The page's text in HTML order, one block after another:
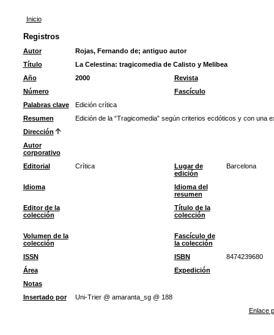
Inicio
Registros
Autor Rojas, Fernando de; antiguo autor
Título
La Celestina: tragicomedia de Calisto y Melibea
Año
2000
Revista
Número
Fascículo
Palabras clave
Edición crítica
Resumen
Edición de la “Tragicomedia” según criterios ecdóticos y con una
Dirección
Autor
corporativo
Editorial
Crítica
Lugar de
edición
Barcelona
Idioma
Idioma del
resumen
Editor de la
colección
Título de la
colección
Volumen de la
colección
Fascículo de
la colección
ISSN
ISBN
8474239680
Área
Expedición
Notas
Insertado por
Uni-Trier @ amaranta_sg @ 188
Enlace